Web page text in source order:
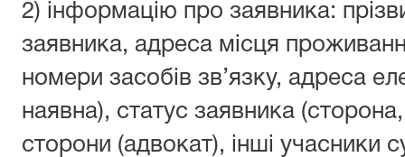
2) інформацію про заявника:
заявника, адреса місця
номери засобів зв’язку, адреса
наявна), статус заявника
сторони (адвокат), інші учасники